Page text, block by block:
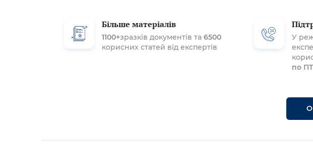
Більше матеріалів
1100+зразків документів та 6500
корисних статей від експертів
У
по